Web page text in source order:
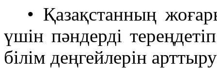
• Қазақстанның
үшін пәндерді
білім деңгейлерін